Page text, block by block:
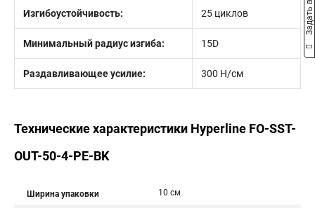
Изгибоустойчивость: 25 циклов
Минимальный радиус изгиба: 15D
Раздавливающее усилие: 300 Н/см
Технические характеристики Hyperline FO-SST-
OUT-50-4-PE-BK
Ширина упаковки 10 см